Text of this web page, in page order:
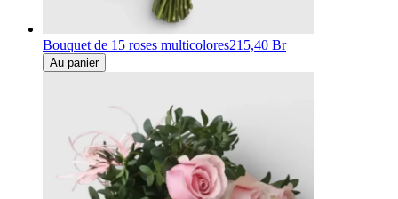
Bouquet de 15 roses multicolores215,40 Br
Au panier